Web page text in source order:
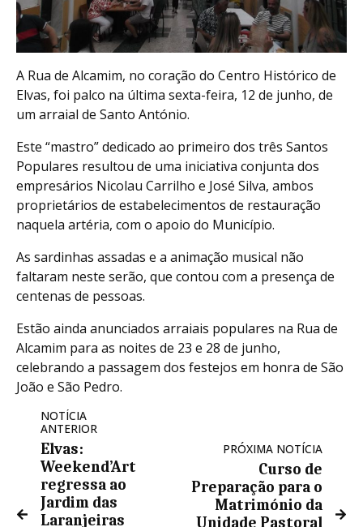
A Rua de Alcamim, no coração do Centro Histórico de
Elvas, foi palco na última sexta-feira, 12 de junho, de
um arraial de Santo António.
Este “mastro” dedicado ao primeiro dos três Santos
Populares resultou de uma iniciativa conjunta dos
empresários Nicolau Carrilho e José Silva, ambos
proprietários de estabelecimentos de restauração
naquela artéria, com o apoio do Município.
As sardinhas assadas e a animação musical não
faltaram neste serão, que contou com a presença de
centenas de pessoas.
Estão ainda anunciados arraiais populares na Rua de
Alcamim para as noites de 23 e 28 de junho,
celebrando a passagem dos festejos em honra de São
João e São Pedro.
NOTÍCIA
ANTERIOR
Elvas:
Weekend’Art
regressa ao
Jardim das
Laranjeiras
PRÓXIMA NOTÍCIA
Curso de
Preparação para o
Matrimónio da
Unidade Pastoral